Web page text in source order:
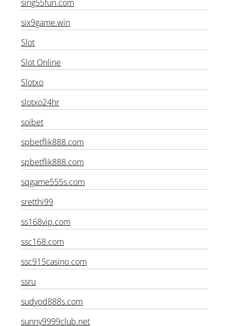
sing55fun.com
six9game.win
Slot
Slot Online
Slotxo
slotxo24hr
soibet
spbetflik888.com
spbetflik888.com
sqgame555s.com
sretthi99
ss168vip.com
ssc168.com
ssc915casino.com
ssru
sudyod888s.com